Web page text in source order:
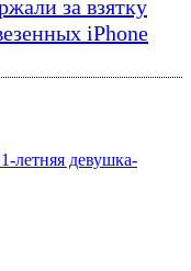
за взятку
iPhone
летняя девушка-